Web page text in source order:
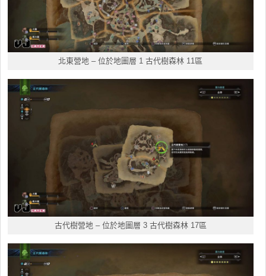
北東營地 – 位於地圖層 1 古代樹森林 11區
古代樹營地– 位於地圖層 3 古代樹森林 17區